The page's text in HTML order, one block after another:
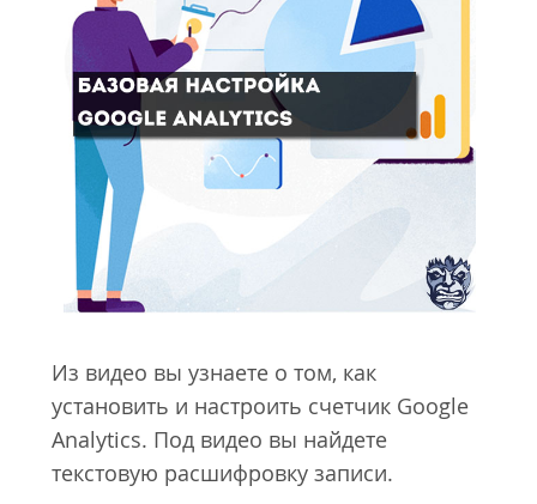
Из видео вы узнаете о том, как
установить и настроить счетчик Google
Analytics. Под видео вы найдете
текстовую расшифровку записи.